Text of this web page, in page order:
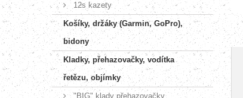
12s kazety
Košíky, držáky (Garmin, GoPro),
bidony
Kladky, přehazovačky, vodítka
řetězu, objímky
"BIG" klady přehazovačky